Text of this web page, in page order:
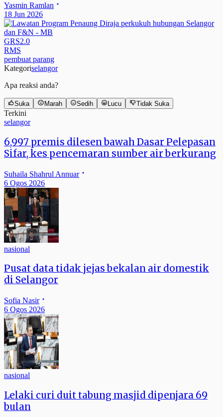
Yasmin Ramlan
18 Jun 2026
GRS2.0
RMS
pembuat parang
Kategoriselangor
Apa reaksi anda?
Suka Marah Sedih Lucu Tidak Suka
Terkini
selangor
6,997 premis dilesen bawah Dasar Pelepasan
Sifar, kes pencemaran sumber air berkurang
Suhaila Shahrul Annuar
6 Ogos 2026
nasional
Pusat data tidak jejas bekalan air domestik
di Selangor
Sofia Nasir
6 Ogos 2026
nasional
Lelaki curi duit tabung masjid dipenjara 69
bulan